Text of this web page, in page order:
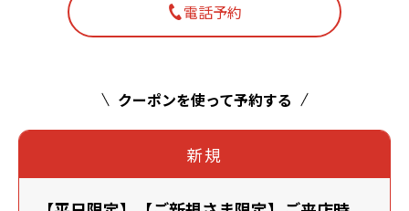
電話予約
クーポンを使って予約する
新規